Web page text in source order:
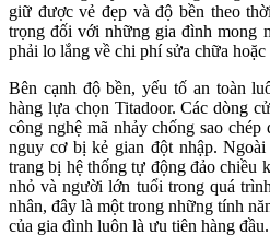
giữ được vẻ đẹp và độ bền theo
trọng đối với những gia đình mong
phải lo lắng về chi phí sửa chữa hoặc
Bên cạnh độ bền, yếu tố an toàn
hàng lựa chọn Titadoor. Các dòng
công nghệ mã nhảy chống sao
nguy cơ bị kẻ gian đột nhập.
trang bị hệ thống tự động đảo chiều
nhỏ và người lớn tuổi trong quá
nhân, đây là một trong những tính
của gia đình luôn là ưu tiên hàng đầu.